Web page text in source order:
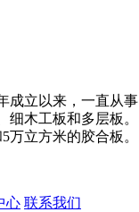
成立以来，一直从事
木工板和多层板。
万立方米的胶合板。
心 联系我们